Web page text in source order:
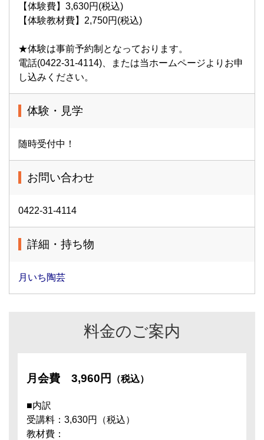
【体験費】3,630円(税込)
【体験教材費】2,750円(税込)
★体験は事前予約制となっております。
電話(0422-31-4114)、または当ホームページよりお申
し込みください。
体験・見学
随時受付中！
お問い合わせ
0422-31-4114
詳細・持ち物
月いち陶芸
料金のご案内
月会費 3,960円 （税込）
■内訳
受講料：3,630円（税込）
教材費：